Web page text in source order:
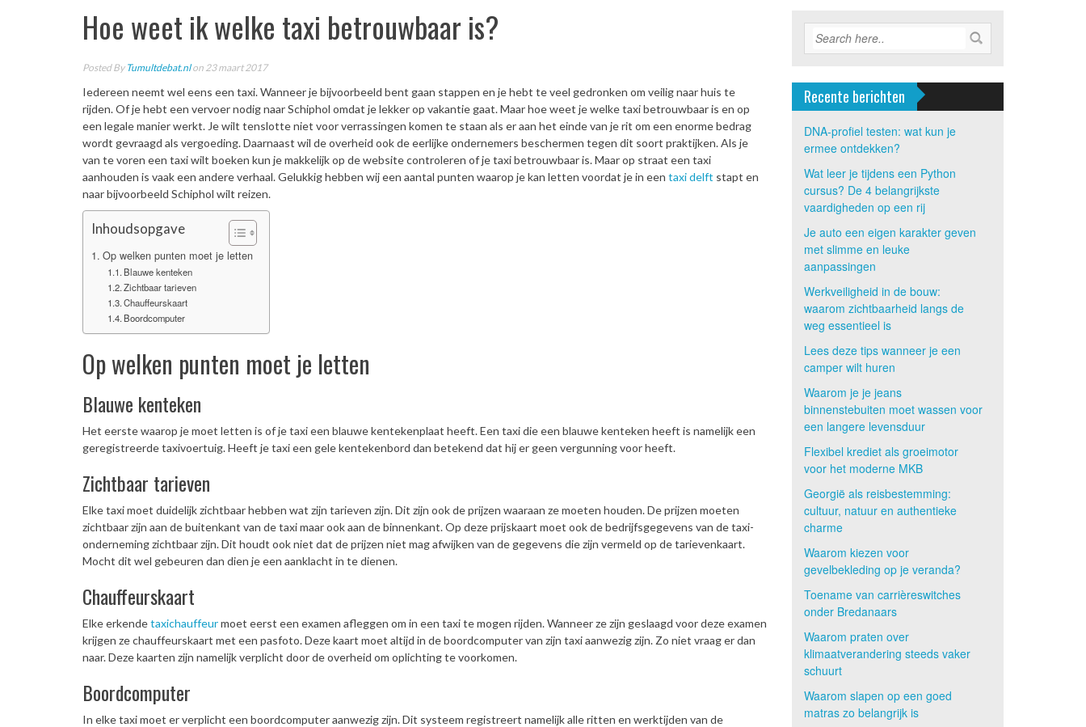
Hoe weet ik welke taxi betrouwbaar is?
Posted By Tumultdebat.nlon 23 maart 2017
Iedereen neemt wel eens een taxi. Wanneer je bijvoorbeeld bent gaan stappen en je hebt te veel gedronken om veilig naar huis te
rijden. Of je hebt een vervoer nodig naar Schiphol omdat je lekker op vakantie gaat. Maar hoe weet je welke taxi betrouwbaar is en op
een legale manier werkt. Je wilt tenslotte niet voor verrassingen komen te staan als er aan het einde van je rit om een enorme bedrag
wordt gevraagd als vergoeding. Daarnaast wil de overheid ook de eerlijke ondernemers beschermen tegen dit soort praktijken. Als je
van te voren een taxi wilt boeken kun je makkelijk op de website controleren of je taxi betrouwbaar is. Maar op straat een taxi
aanhouden is vaak een andere verhaal. Gelukkig hebben wij een aantal punten waarop je kan letten voordat je in een taxi delft stapt en
naar bijvoorbeeld Schiphol wilt reizen.
Inhoudsopgave
Op welken punten moet je letten
Blauwe kenteken
Zichtbaar tarieven
Chauffeurskaart
Boordcomputer
Op welken punten moet je letten
Blauwe kenteken
Het eerste waarop je moet letten is of je taxi een blauwe kentekenplaat heeft. Een taxi die een blauwe kenteken heeft is namelijk een
geregistreerde taxivoertuig. Heeft je taxi een gele kentekenbord dan betekend dat hij er geen vergunning voor heeft.
Zichtbaar tarieven
Elke taxi moet duidelijk zichtbaar hebben wat zijn tarieven zijn. Dit zijn ook de prijzen waaraan ze moeten houden. De prijzen moeten
zichtbaar zijn aan de buitenkant van de taxi maar ook aan de binnenkant. Op deze prijskaart moet ook de bedrijfsgegevens van de taxi-
onderneming zichtbaar zijn. Dit houdt ook niet dat de prijzen niet mag afwijken van de gegevens die zijn vermeld op de tarievenkaart.
Mocht dit wel gebeuren dan dien je een aanklacht in te dienen.
Chauffeurskaart
Elke erkendetaxichauffeurmoet eerst een examen afleggen om in een taxi te mogen rijden. Wanneer ze zijn geslaagd voor deze examen
krijgen ze chauffeurskaart met een pasfoto. Deze kaart moet altijd in de boordcomputer van zijn taxi aanwezig zijn. Zo niet vraag er dan
naar. Deze kaarten zijn namelijk verplicht door de overheid om oplichting te voorkomen.
Boordcomputer
In elke taxi moet er verplicht een boordcomputer aanwezig zijn. Dit systeem registreert namelijk alle ritten en werktijden van de
Recente berichten
DNA-profiel testen: wat kun je
ermee ontdekken?
Wat leer je tijdens een Python
cursus? De 4 belangrijkste
vaardigheden op een rij
Je auto een eigen karakter geven
met slimme en leuke
aanpassingen
Werkveiligheid in de bouw:
waarom zichtbaarheid langs de
weg essentieel is
Lees deze tips wanneer je een
camper wilt huren
Waarom je je jeans
binnenstebuiten moet wassen voor
een langere levensduur
Flexibel krediet als groeimotor
voor het moderne MKB
Georgië als reisbestemming:
cultuur, natuur en authentieke
charme
Waarom kiezen voor
gevelbekleding op je veranda?
Toename van carrièreswitches
onder Bredanaars
Waarom praten over
klimaatverandering steeds vaker
schuurt
Waarom slapen op een goed
matras zo belangrijk is